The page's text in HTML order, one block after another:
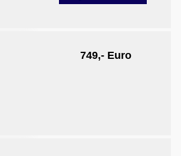
749,- Euro